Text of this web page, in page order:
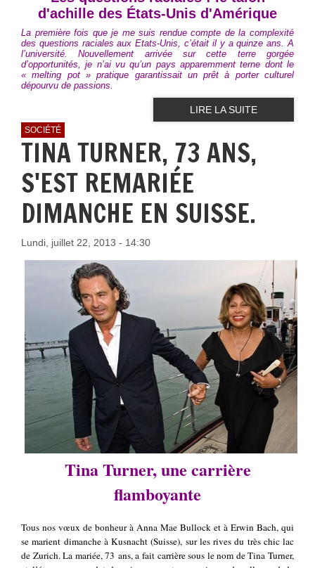
d'achille des États-Unis d'Amérique
La première fois que je me suis rendue compte de la complexité
des questions raciales aux Etats-Unis, c’était il y a quinze ans. A
l’université. Nouvellement arrivée sur cette terre gorgée
d’opportunités, je n’ai vu qu’un pays apparemment terne dont le
« melting pot » pratique garantissait un prêt à porter culturel
dépourvu de passions.
LIRE LA SUITE
SOCIÉTÉ
TINA TURNER, 73 ANS,
S'EST REMARIÉE
DIMANCHE EN SUISSE.
Lundi, juillet 22, 2013 - 14:30
Tina Turner, une carrière
flamboyante
Tous nos vœux de bonheur à Anna Mae Bullock et à Erwin Bach, qui
se marient dimanche à Kusnacht (Suisse), sur les rives du très chic lac
de Zurich. La mariée, 73 ans, a fait carrière sous le nom de Tina Turner,